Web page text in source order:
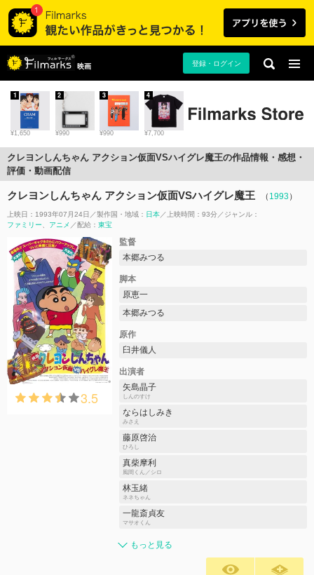
映画 登録・ログイン
¥1,650
1
¥990
2
¥990
3
¥7,700
4
クレヨンしんちゃん アクション仮面VSハイグレ魔王の作品情報・感想・
評価・動画配信
クレヨンしんちゃん アクション仮面VSハイグレ魔王 （ 1993）
上映日：1993年07月24日 製作国・地域： 日本 上映時間：93分
ジャンル：
ファミリー
アニメ 配給： 東宝
3.5
監督
本郷みつる
脚本
原恵一
本郷みつる
原作
臼井儀人
出演者
矢島晶子
しんのすけ
ならはしみき
みさえ
藤原啓治
ひろし
真柴摩利
風間くん／シロ
林玉緒
ネネちゃん
一龍斎貞友
マサオくん
もっと見る